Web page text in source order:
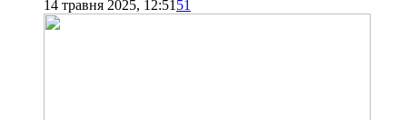
14 травня 2025, 12:51 51